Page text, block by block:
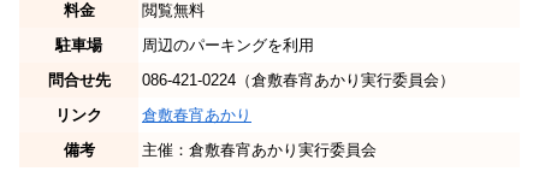
料金
閲覧無料
駐車場
周辺のパーキングを利用
問合せ先
086-421-0224（倉敷春宵あかり実行委員会）
リンク
倉敷春宵あかり
備考
主催：倉敷春宵あかり実行委員会